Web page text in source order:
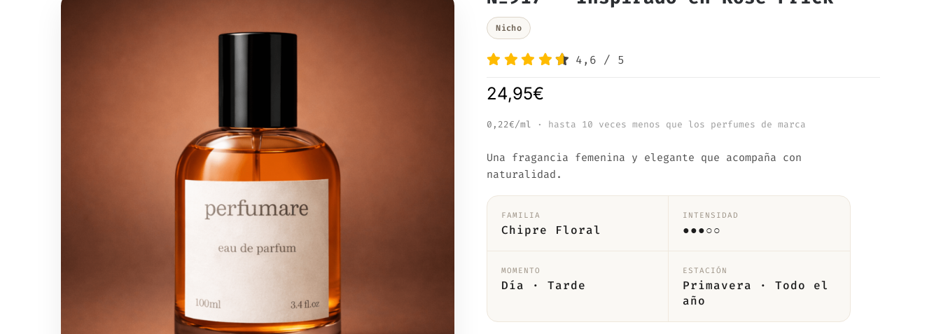
Nicho
4,6 / 5
24,95€
0,22€/ml · hasta 10 veces menos que los perfumes de marca
Una fragancia femenina y elegante que acompaña con
naturalidad.
FAMILIA
Chipre Floral
INTENSIDAD
●●●○○
MOMENTO
Día · Tarde
ESTACIÓN
Primavera · Todo el
año